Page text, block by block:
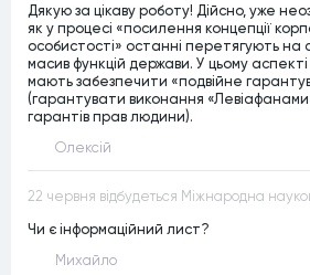
Дякую за цікаву роботу! Дійсно, уже
як у процесі «посилення концепції
особистості» останні перетягують на
масив функцій держави. У цьому
мають забезпечити «подвійне
(гарантувати виконання
гарантів прав людини).
Олексій
Чи є інформаційний лист?
Михайло